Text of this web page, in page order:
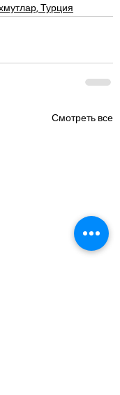
Турция
Смотреть все